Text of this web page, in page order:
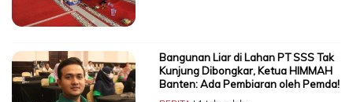
Bangunan Liar di Lahan PT SSS Tak
Kunjung Dibongkar, Ketua HIMMAH
Banten: Ada Pembiaran oleh Pemda!